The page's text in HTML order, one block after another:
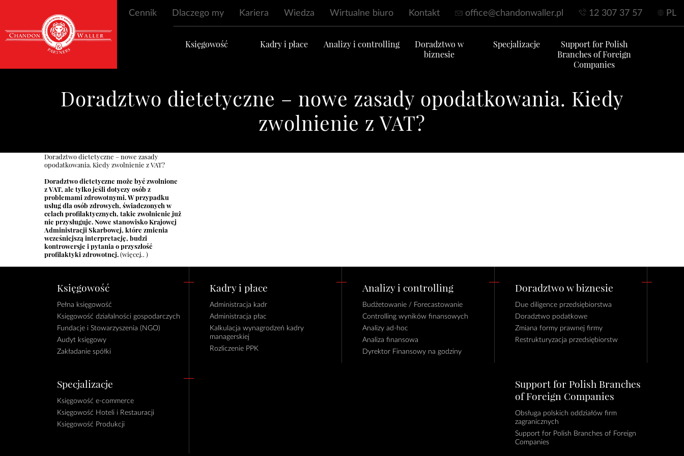
Cennik Dlaczego my Kariera Wiedza Wirtualne biuro Kontakt office@chandonwaller.pl 12 307 37 57 PL
Księgowość Kadry i płace Analizy i controlling
Doradztwo w
biznesie
Specjalizacje
Support for Polish
Branches of Foreign
Companies
Doradztwo dietetyczne – nowe zasady opodatkowania. Kiedy
zwolnienie z VAT?
Doradztwo dietetyczne – nowe zasady
opodatkowania. Kiedy zwolnienie z VAT?
Doradztwo dietetyczne może być zwolnione
z VAT, ale tylko jeśli dotyczy osób z
problemami zdrowotnymi. W przypadku
usług dla osób zdrowych, świadczonych w
celach profilaktycznych, takie zwolnienie już
nie przysługuje. Nowe stanowisko Krajowej
Administracji Skarbowej, które zmienia
wcześniejszą interpretację, budzi
kontrowersje i pytania o przyszłość
profilaktyki zdrowotnej.(więcej…)
Księgowość
Pełna księgowość
Księgowość działalności gospodarczych
Fundacje i Stowarzyszenia (NGO)
Audyt księgowy
Zakładanie spółki
Kadry i płace
Administracja kadr
Administracja płac
Kalkulacja wynagrodzeń kadry
managerskiej
Rozliczenie PPK
Analizy i controlling
Budżetowanie / Forecastowanie
Controlling wyników finansowych
Analizy ad-hoc
Analiza finansowa
Dyrektor Finansowy na godziny
Doradztwo w biznesie
Due diligence przedsiębiorstwa
Doradztwo podatkowe
Zmiana formy prawnej firmy
Restrukturyzacja przedsiębiorstw
Specjalizacje
Księgowość e-commerce
Księgowość Hoteli i Restauracji
Księgowość Produkcji
Support for Polish Branches
of Foreign Companies
Obsługa polskich oddziałów firm
zagranicznych
Support for Polish Branches of Foreign
Companies